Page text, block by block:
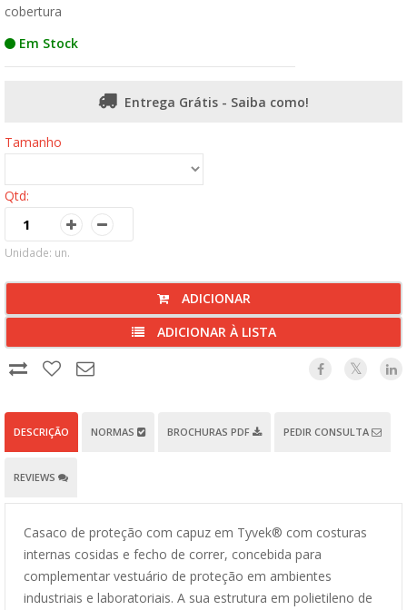
cobertura
Em Stock
Entrega Grátis - Saiba como!
Tamanho
Qtd:
Unidade: un.
ADICIONAR
ADICIONAR À LISTA
DESCRIÇÃO NORMAS BROCHURAS PDF PEDIR CONSULTA
REVIEWS
Casaco de proteção com capuz em Tyvek® com costuras
internas cosidas e fecho de correr, concebida para
complementar vestuário de proteção em ambientes
industriais e laboratoriais. A sua estrutura em polietileno de